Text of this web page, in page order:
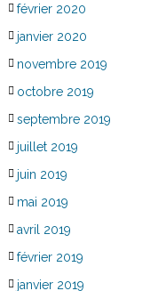
février 2020
janvier 2020
novembre 2019
octobre 2019
septembre 2019
juillet 2019
juin 2019
mai 2019
avril 2019
février 2019
janvier 2019